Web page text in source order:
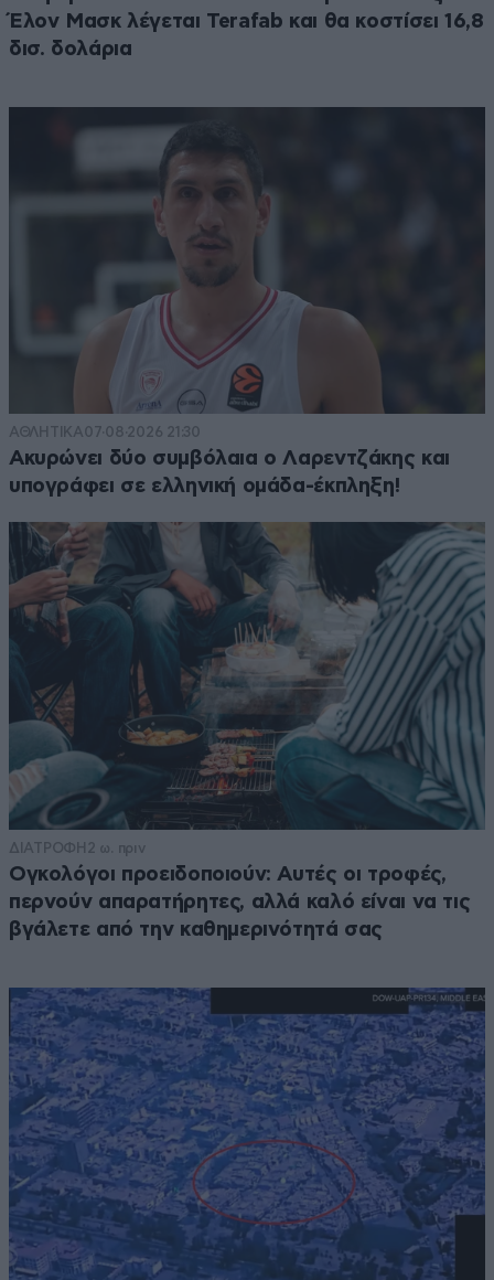
Έλον Μασκ λέγεται Terafab και θα κοστίσει 16,8
δισ. δολάρια
ΑΘΛΗΤΙΚΑ07·08·2026 21:30
Ακυρώνει δύο συμβόλαια ο Λαρεντζάκης και
υπογράφει σε ελληνική ομάδα-έκπληξη!
ΔΙΑΤΡΟΦΗ 2 ω. πριν
Ογκολόγοι προειδοποιούν: Αυτές οι τροφές,
περνούν απαρατήρητες, αλλά καλό είναι να τις
βγάλετε από την καθημερινότητά σας